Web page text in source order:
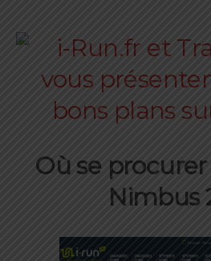
Où se procurer
Nimbus